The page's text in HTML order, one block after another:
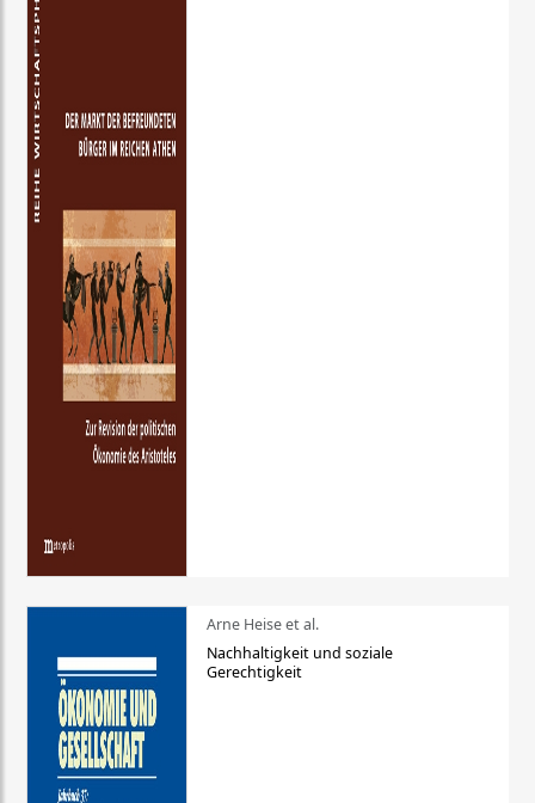
Arne Heise et al.
Nachhaltigkeit und soziale
Gerechtigkeit